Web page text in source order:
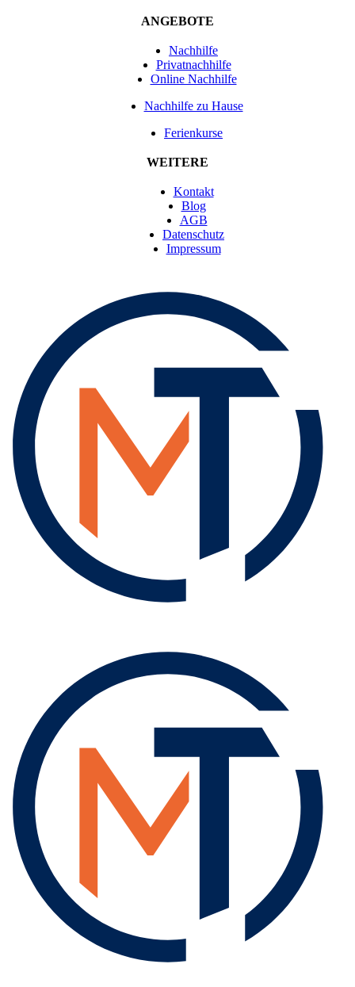
ANGEBOTE
Nachhilfe
Privatnachhilfe
Online Nachhilfe
Nachhilfe zu Hause
Ferienkurse
WEITERE
Kontakt
Blog
AGB
Datenschutz
Impressum